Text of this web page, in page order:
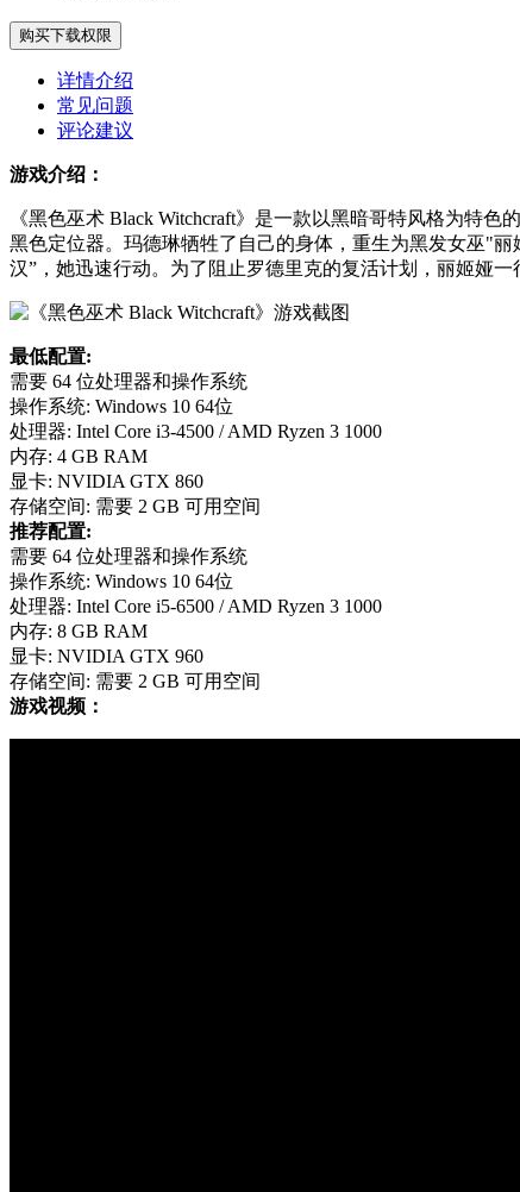
购买下载权限
详情介绍
常见问题
评论建议
游戏介绍：
《黑色巫术 Black Witchcraft》是一款以黑暗哥特风格为特
黑色定位器。玛德琳牺牲了自己的身体，重生为黑发女巫"
汉”，她迅速行动。为了阻止罗德里克的复活计划，丽姬娅一
最低配置:
需要 64 位处理器和操作系统
操作系统: Windows 10 64位
处理器: Intel Core i3-4500 / AMD Ryzen 3 1000
内存: 4 GB RAM
显卡: NVIDIA GTX 860
存储空间: 需要 2 GB 可用空间
推荐配置:
需要 64 位处理器和操作系统
操作系统: Windows 10 64位
处理器: Intel Core i5-6500 / AMD Ryzen 3 1000
内存: 8 GB RAM
显卡: NVIDIA GTX 960
存储空间: 需要 2 GB 可用空间
游戏视频：